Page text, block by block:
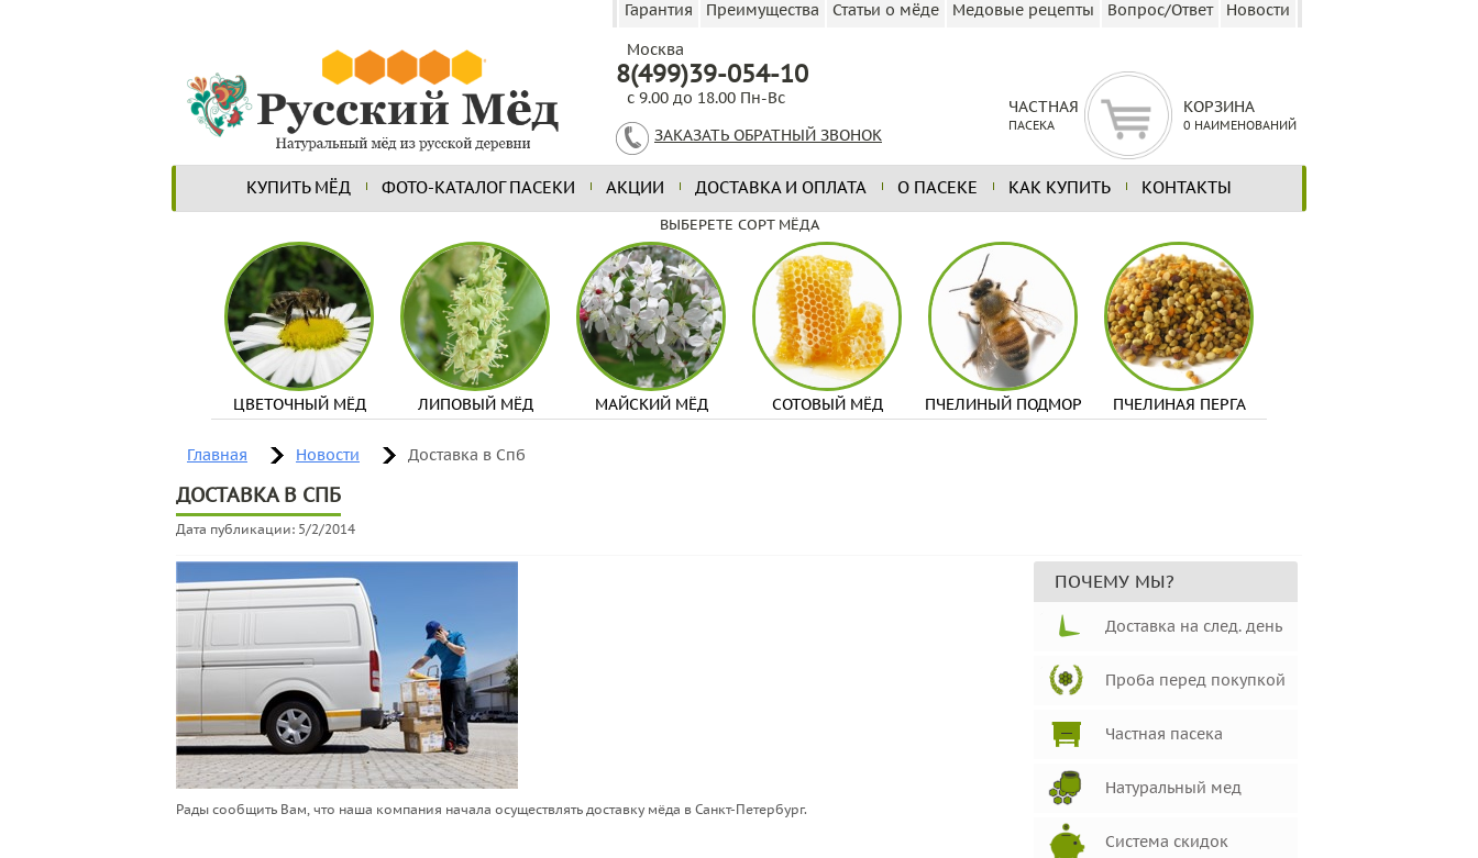
Гарантия Преимущества Статьи о мёде Медовые рецепты Вопрос/Ответ Новости
Москва
8(499)39-054-10
с 9.00 до 18.00 Пн-Вс
ЗАКАЗАТЬ ОБРАТНЫЙ ЗВОНОК
ЧАСТНАЯ
ПАСЕКА
КОРЗИНА
0 НАИМЕНОВАНИЙ
КУПИТЬ МЁД ФОТО-КАТАЛОГ ПАСЕКИ АКЦИИ ДОСТАВКА И ОПЛАТА О ПАСЕКЕ КАК КУПИТЬ КОНТАКТЫ
ВЫБЕРЕТЕ СОРТ МЁДА
ЦВЕТОЧНЫЙ МЁД ЛИПОВЫЙ МЁД МАЙСКИЙ МЁД СОТОВЫЙ МЁД ПЧЕЛИНЫЙ ПОДМОР ПЧЕЛИНАЯ ПЕРГА
Главная Новости Доставка в Спб
ДОСТАВКА В СПБ
Дата публикации: 5/2/2014
Рады сообщить Вам, что наша компания начала оcуществлять доставку мёда в Санкт-Петербург.
ПОЧЕМУ МЫ?
Доставка на след. день
Проба перед покупкой
Частная пасека
Натуральный мед
Система скидок